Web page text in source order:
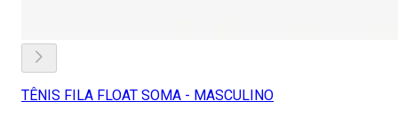
TÊNIS FILA FLOAT SOMA - MASCULINO